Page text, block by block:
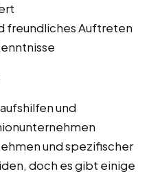
freundliches Auftreten
und
und spezifischer
doch es gibt einige